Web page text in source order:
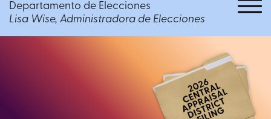
Departamento de Elecciones
Lisa Wise, Administradora de Elecciones